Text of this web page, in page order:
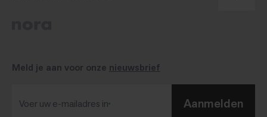
Meld je aan voor onze nieuwsbrief
Voer uw e-mailadres in​ Aanmelden